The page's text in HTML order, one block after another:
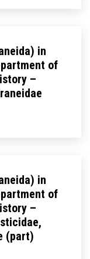
in
of
–
in
of
–
(part)